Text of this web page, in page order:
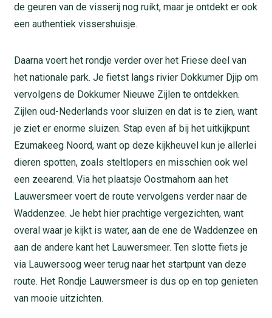
de geuren van de visserij nog ruikt, maar je ontdekt er ook
een authentiek vissershuisje.
Daarna voert het rondje verder over het Friese deel van
het nationale park. Je fietst langs rivier Dokkumer Djip om
vervolgens de Dokkumer Nieuwe Zijlen te ontdekken.
Zijlen oud-Nederlands voor sluizen en dat is te zien, want
je ziet er enorme sluizen. Stap even af bij het uitkijkpunt
Ezumakeeg Noord, want op deze kijkheuvel kun je allerlei
dieren spotten, zoals steltlopers en misschien ook wel
een zeearend. Via het plaatsje Oostmahorn aan het
Lauwersmeer voert de route vervolgens verder naar de
Waddenzee. Je hebt hier prachtige vergezichten, want
overal waar je kijkt is water, aan de ene de Waddenzee en
aan de andere kant het Lauwersmeer. Ten slotte fiets je
via Lauwersoog weer terug naar het startpunt van deze
route. Het Rondje Lauwersmeer is dus op en top genieten
van mooie uitzichten.